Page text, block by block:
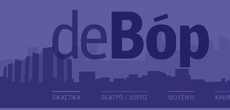
ΕΙΚΑΣΤΙΚΑ ΘΕΑΤΡΟ / ΧΟΡΟΣ ΜΟΥΣΙΚΗ